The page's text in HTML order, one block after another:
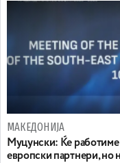
МАКЕДОНИЈА
Муцунски: Ќе работиме
европски партнери, но